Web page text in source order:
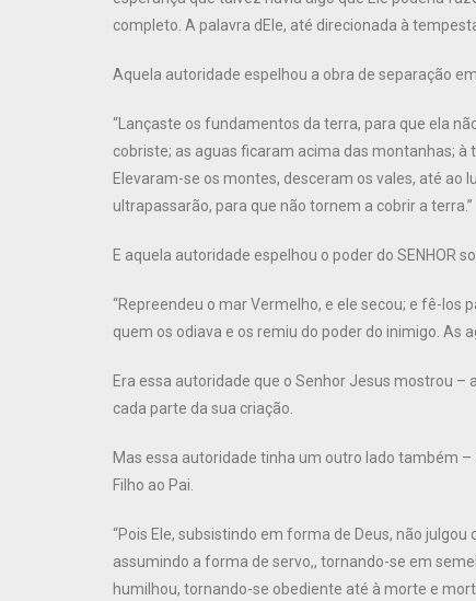
completo. A palavra dEle, até direcionada à
Aquela autoridade espelhou a obra de separação
“Lançaste os fundamentos da terra, para que ela
cobriste; as aguas ficaram acima das montanhas;
Elevaram-se os montes, desceram os vales, até ao
ultrapassarão, para que não tornem a cobrir a terra.”
E aquela autoridade espelhou o poder do SENHOR
“Repreendeu o mar Vermelho, e ele secou; e fê-los
quem os odiava e os remiu do poder do inimigo. As
Era essa autoridade que o Senhor Jesus mostrou
cada parte da sua criação.
Mas essa autoridade tinha um outro lado também
Filho ao Pai.
“Pois Ele, subsistindo em forma de Deus, não
assumindo a forma de servo,, tornando-se em
humilhou, tornando-se obediente até à morte e